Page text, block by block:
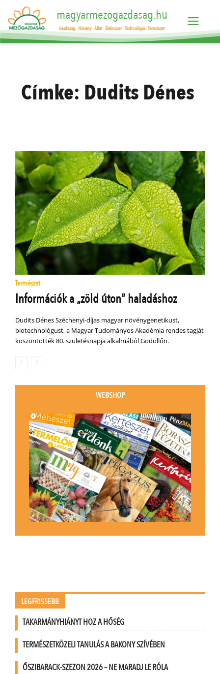
magyarmezogazdasag.hu
Gazdaság Növény Állat Élelmiszer Technológia Természet
Címke: Dudits Dénes
Természet
Információk a „zöld úton” haladáshoz
Dudits Dénes Széchenyi-díjas magyar növénygenetikust,
biotechnológust, a Magyar Tudományos Akadémia rendes tagját
köszöntötték 80. születésnapja alkalmából Gödöllőn.
WEBSHOP
LEGFRISSEBB
TAKARMÁNYHIÁNYT HOZ A HŐSÉG
TERMÉSZETKÖZELI TANULÁS A BAKONY SZÍVÉBEN
ŐSZIBARACK-SZEZON 2026 – NE MARADJ LE RÓLA